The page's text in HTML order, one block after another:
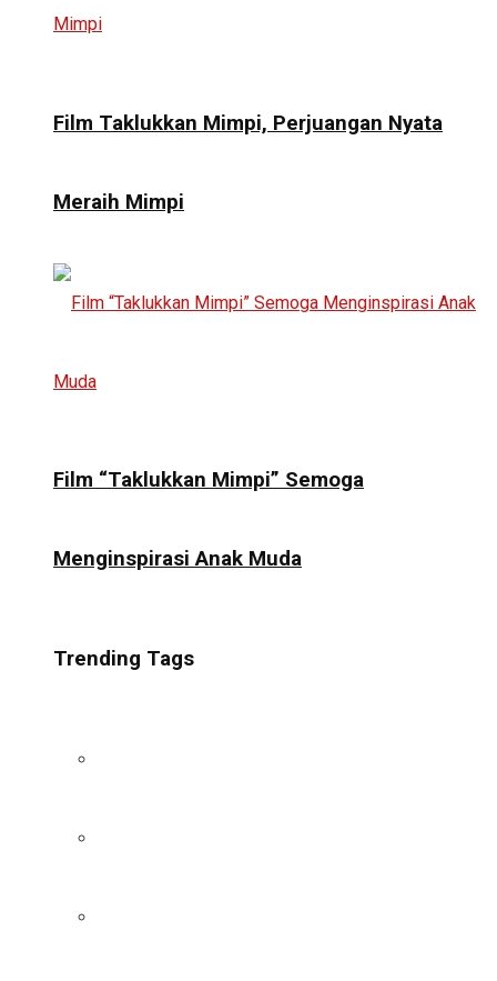
Film Taklukkan Mimpi, Perjuangan Nyata
Meraih Mimpi
Film “Taklukkan Mimpi” Semoga
Menginspirasi Anak Muda
Trending Tags